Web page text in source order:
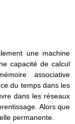
une machine
capacité de calcul
associative
du temps dans les
dans les réseaux
Alors que
permanente.